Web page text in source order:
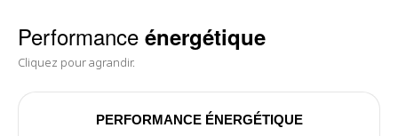
Performance énergétique
Cliquez pour agrandir.
PERFORMANCE ÉNERGÉTIQUE